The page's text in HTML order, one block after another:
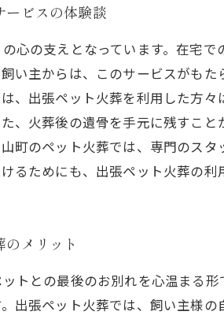
ービスの体験談
心の支えとなっています。在宅
い主からは、このサービスがも
、出張ペット火葬を利用した方
、火葬後の遺骨を手元に残すこ
町のペット火葬では、専門のス
ためにも、出張ペット火葬の利
メリット
トとの最後のお別れを心温まる
出張ペット火葬では、飼い主様